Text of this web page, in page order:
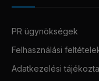
PR ügynökségek
Felhasználási
Adatkezelési